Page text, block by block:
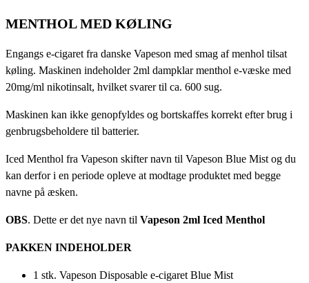
MENTHOL MED KØLING
Engangs e-cigaret fra danske Vapeson med smag af menhol tilsat
køling. Maskinen indeholder 2ml dampklar menthol e-væske med
20mg/ml nikotinsalt, hvilket svarer til ca. 600 sug.
Maskinen kan ikke genopfyldes og bortskaffes korrekt efter brug i
genbrugsbeholdere til batterier.
Iced Menthol fra Vapeson skifter navn til Vapeson Blue Mist og du
kan derfor i en periode opleve at modtage produktet med begge
navne på æsken.
OBS. Dette er det nye navn til Vapeson 2ml Iced Menthol
PAKKEN INDEHOLDER
1 stk. Vapeson Disposable e-cigaret Blue Mist